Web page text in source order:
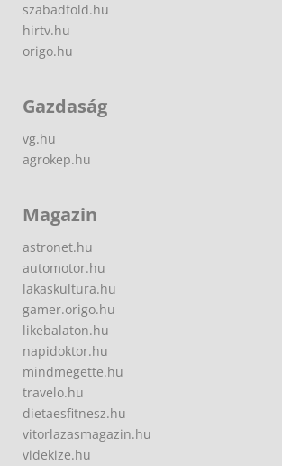
szabadfold.hu
hirtv.hu
origo.hu
Gazdaság
vg.hu
agrokep.hu
Magazin
astronet.hu
automotor.hu
lakaskultura.hu
gamer.origo.hu
likebalaton.hu
napidoktor.hu
mindmegette.hu
travelo.hu
dietaesfitnesz.hu
vitorlazasmagazin.hu
videkize.hu